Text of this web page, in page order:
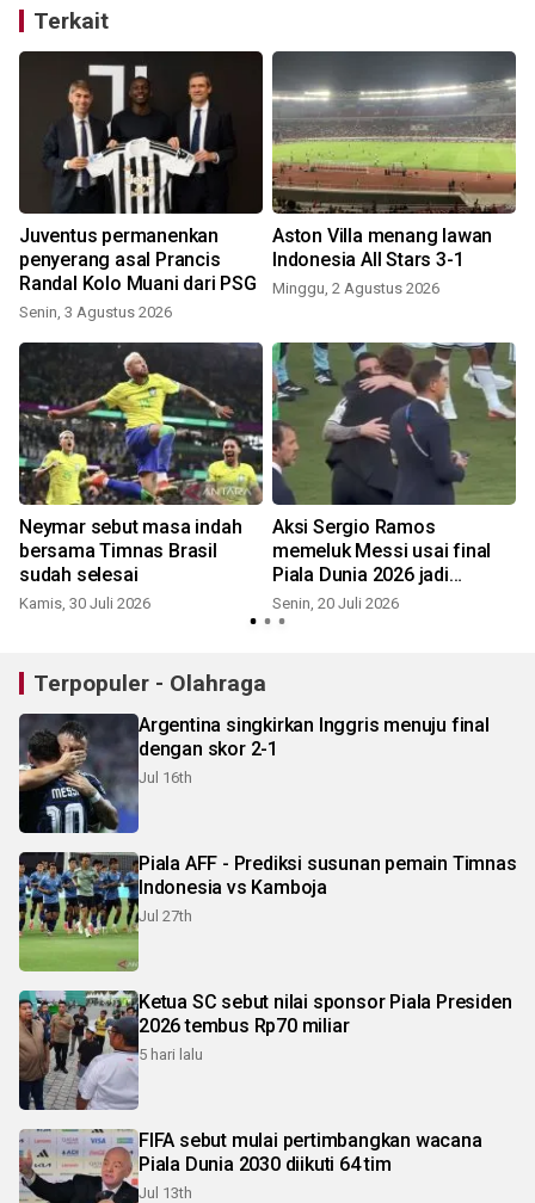
Terkait
Juventus permanenkan
penyerang asal Prancis
Randal Kolo Muani dari PSG
Senin, 3 Agustus 2026
Aston Villa menang lawan
Indonesia All Stars 3-1
Minggu, 2 Agustus 2026
Neymar sebut masa indah
bersama Timnas Brasil
sudah selesai
Kamis, 30 Juli 2026
Aksi Sergio Ramos
memeluk Messi usai final
Piala Dunia 2026 jadi
sorotan
Senin, 20 Juli 2026
Terpopuler - Olahraga
Argentina singkirkan Inggris menuju final
dengan skor 2-1
Jul 16th
Piala AFF - Prediksi susunan pemain Timnas
Indonesia vs Kamboja
Jul 27th
Ketua SC sebut nilai sponsor Piala Presiden
2026 tembus Rp70 miliar
5 hari lalu
FIFA sebut mulai pertimbangkan wacana
Piala Dunia 2030 diikuti 64 tim
Jul 13th